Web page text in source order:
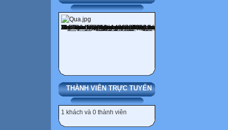
THÀNH VIÊN TRỰC TUYẾN
1 khách và 0 thành viên